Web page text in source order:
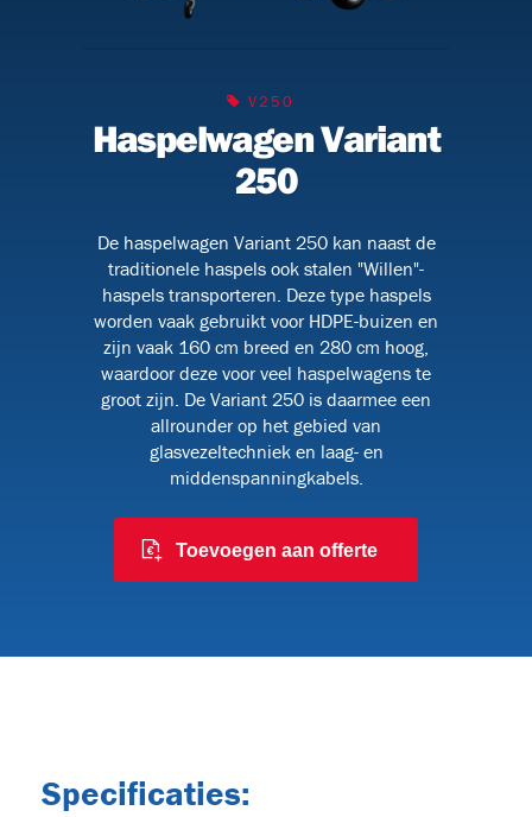
V250
Haspelwagen Variant
250
De haspelwagen Variant 250 kan naast de
traditionele haspels ook stalen "Willen"-
haspels transporteren. Deze type haspels
worden vaak gebruikt voor HDPE-buizen en
zijn vaak 160 cm breed en 280 cm hoog,
waardoor deze voor veel haspelwagens te
groot zijn. De Variant 250 is daarmee een
allrounder op het gebied van
glasvezeltechniek en laag- en
middenspanningkabels.
Toevoegen aan offerte
Specificaties: